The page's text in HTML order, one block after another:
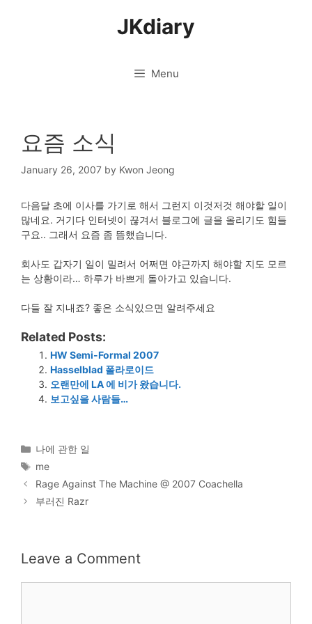
JKdiary
Menu
요즘 소식
January 26, 2007 by Kwon Jeong
다음달 초에 이사를 가기로 해서 그런지 이것저것 해야할 일이
많네요. 거기다 인터넷이 끊겨서 블로그에 글을 올리기도 힘들
구요.. 그래서 요즘 좀 뜸했습니다.
회사도 갑자기 일이 밀려서 어쩌면 야근까지 해야할 지도 모르
는 상황이라… 하루가 바쁘게 돌아가고 있습니다.
다들 잘 지내죠? 좋은 소식있으면 알려주세요
Related Posts:
HW Semi-Formal 2007
Hasselblad 폴라로이드
오랜만에 LA 에 비가 왔습니다.
보고싶을 사람들…
Categories
나에 관한 일
Tags
me
Rage Against The Machine @ 2007 Coachella
부러진 Razr
Leave a Comment